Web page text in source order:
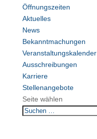
Öffnungszeiten
Aktuelles
News
Bekanntmachungen
Veranstaltungskalender
Ausschreibungen
Karriere
Stellenangebote
Seite wählen